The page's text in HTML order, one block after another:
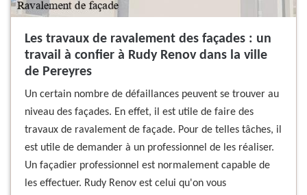
Les travaux de ravalement des façades : un
travail à confier à Rudy Renov dans la ville
de Pereyres
Un certain nombre de défaillances peuvent se trouver au
niveau des façades. En effet, il est utile de faire des
travaux de ravalement de façade. Pour de telles tâches, il
est utile de demander à un professionnel de les réaliser.
Un façadier professionnel est normalement capable de
les effectuer. Rudy Renov est celui qu'on vous